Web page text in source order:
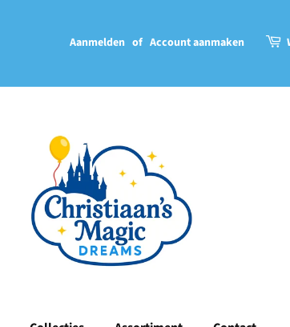
Aanmelden of Account aanmaken